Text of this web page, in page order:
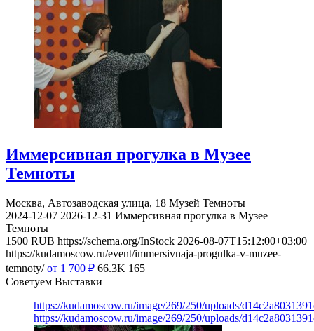
Иммерсивная прогулка в Музее
Темноты
Москва, Автозаводская улица, 18 Музей Темноты
2024-12-07 2026-12-31 Иммерсивная прогулка в Музее
Темноты
1500 RUB https://schema.org/InStock 2026-08-07T15:12:00+03:00
https://kudamoscow.ru/event/immersivnaja-progulka-v-muzee-
temnoty/ от 1 700 ₽ 66.3K 165
Советуем Выставки
https://kudamoscow.ru/image/269/250/uploads/
https://kudamoscow.ru/image/269/250/uploads/